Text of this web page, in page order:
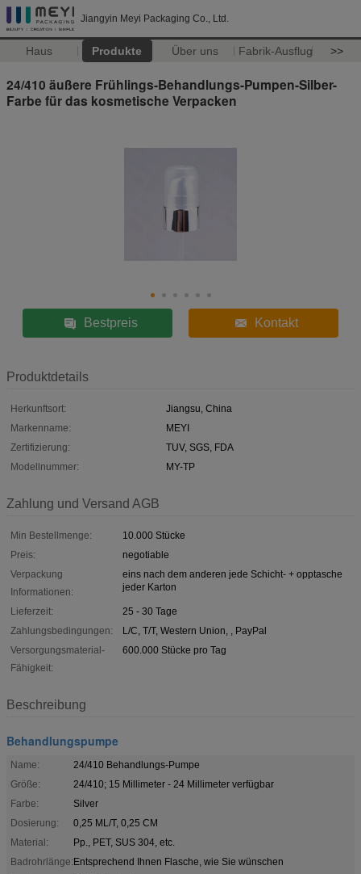
Jiangyin Meyi Packaging Co., Ltd.
Haus Produkte Über uns Fabrik-Ausflug >>
24/410 äußere Frühlings-Behandlungs-Pumpen-Silber-
Farbe für das kosmetische Verpacken
Bestpreis Kontakt
Produktdetails
Herkunftsort:
Jiangsu, China
Markenname:
MEYI
Zertifizierung:
TUV, SGS, FDA
Modellnummer:
MY-TP
Zahlung und Versand AGB
Min Bestellmenge:
10.000 Stücke
Preis:
negotiable
Verpackung
Informationen:
eins nach dem anderen jede Schicht- + opptasche
jeder Karton
Lieferzeit:
25 - 30 Tage
Zahlungsbedingungen:
L/C, T/T, Western Union, , PayPal
Versorgungsmaterial-
Fähigkeit:
600.000 Stücke pro Tag
Beschreibung
Behandlungspumpe
Name:
24/410 Behandlungs-Pumpe
Größe:
24/410; 15 Millimeter - 24 Millimeter verfügbar
Farbe:
Silver
Dosierung:
0,25 ML/T, 0,25 CM
Material:
Pp., PET, SUS 304, etc.
Badrohrlänge:Entsprechend Ihnen Flasche, wie Sie wünschen